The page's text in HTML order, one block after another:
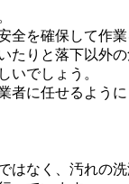
を確保して作業
りと落下以外の
いでしょう。
に任せるように
なく、汚れの